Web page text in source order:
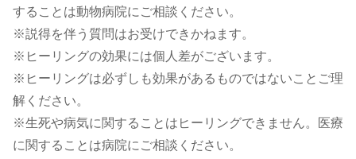
することは動物病院にご相談ください。
※説得を伴う質問はお受けできかねます。
※ヒーリングの効果には個人差がございます。
※ヒーリングは必ずしも効果があるものではないことご理
解ください。
※生死や病気に関することはヒーリングできません。医療
に関することは病院にご相談ください。